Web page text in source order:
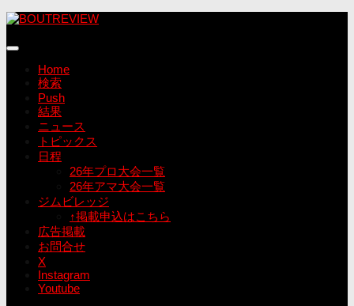
コ
テ
Home
検索
Push
結果
ニュース
トピックス
日程
26年プロ大会一覧
26年アマ大会一覧
ジムビレッジ
↑掲載申込はこちら
広告掲載
お問合せ
X
Instagram
Youtube